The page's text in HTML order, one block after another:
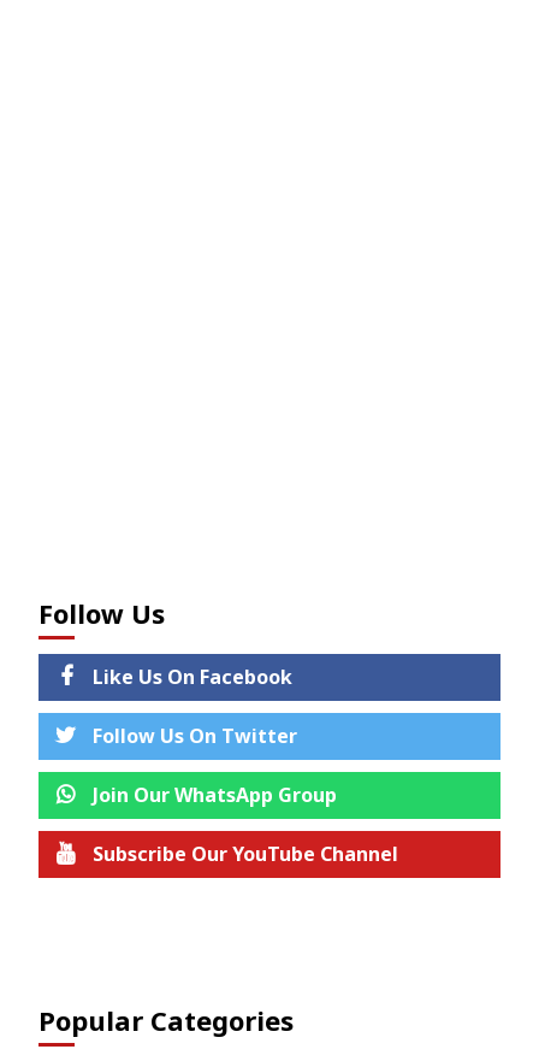
Follow Us
Like Us On Facebook
Follow Us On Twitter
Join Our WhatsApp Group
Subscribe Our YouTube Channel
Popular Categories